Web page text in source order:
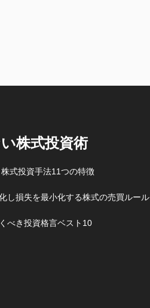
株式投資術
式投資手法11つの特徴
し損失を最小化する株式の売買ルール
べき投資格言ベスト10